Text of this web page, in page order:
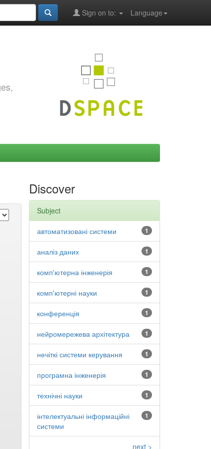
Language
Sign on to:
Discover
Subject
1
автоматизовані системи
1
аналіз даних
1
комп'ютерна інженерія
1
комп'ютерні науки
1
конференція
1
нейромережева архітектура
1
нечіткі системи керування
1
програмна інженерія
1
технічні науки
1
інтелектуальні інформаційні
системи
next >